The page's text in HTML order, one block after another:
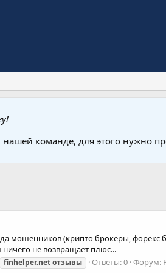
команде, для этого нужно
мошенников (крипто брокеры, форекс
ничего не возвращает плюс...
finhelper.netотзывы Ответы: 0 Форум: